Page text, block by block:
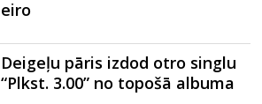
eiro
Deigeļu pāris izdod otro singlu
“Plkst. 3.00” no topošā albuma